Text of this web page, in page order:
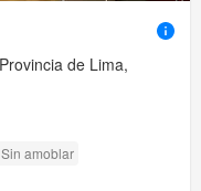
de Lima,
Sin amoblar